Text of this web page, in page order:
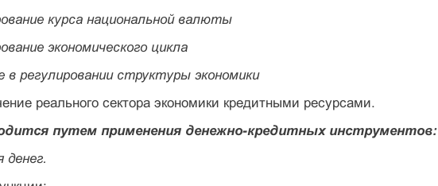
курса национальной валюты
экономического цикла
в регулировании структуры экономики
реального сектора экономики кредитными ресурсами.
путем применения денежно-кредитных инструментов:
денег.